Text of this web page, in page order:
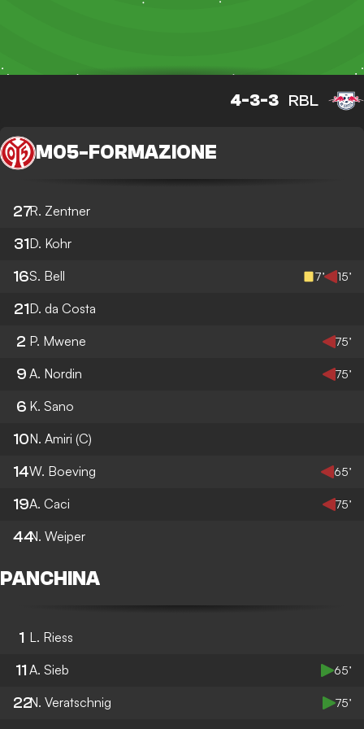
4-3-3 RBL
M05- FORMAZIONE
27R. Zentner
31D. Kohr
16S. Bell 7’ 15’
21D. da Costa
2 P. Mwene 75’
9 A. Nordin 75’
6 K. Sano
10N. Amiri (C)
14W. Boeving 65’
19A. Caci 75’
44N. Weiper
PANCHINA
1 L. Riess
11 A. Sieb 65’
22N. Veratschnig 75’